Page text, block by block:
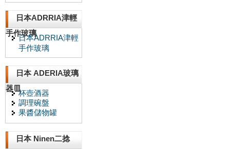
日本ADRRIA津輕
手作玻璃
日本ADRRIA津輕
手作玻璃
日本 ADERIA玻璃
器皿
杯壺酒器
調理碗盤
果醬儲物罐
日本 Ninen二捻